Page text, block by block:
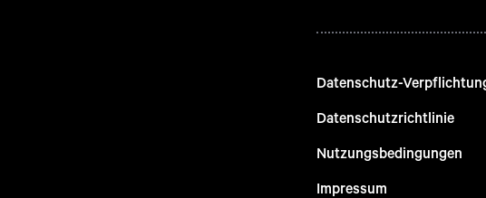
Datenschutz-
Datenschutzrichtlinie
Nutzungsbedingungen
Impressum